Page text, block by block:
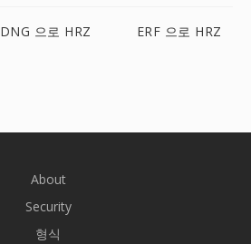
DNG 으로 HRZ ERF 으로 HRZ
About
Security
형식